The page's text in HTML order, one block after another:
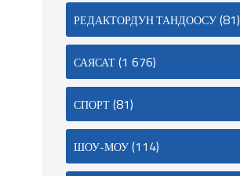
РЕДАКТОРДУН ТАНДООСУ(81)
САЯСАТ(1 676)
СПОРТ(81)
ШОУ-МОУ(114)